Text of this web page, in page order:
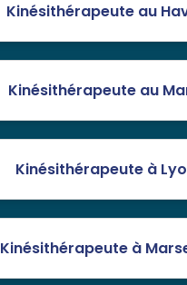
Kinésithérapeute au
Kinésithérapeute au
Kinésithérapeute à
Kinésithérapeute à